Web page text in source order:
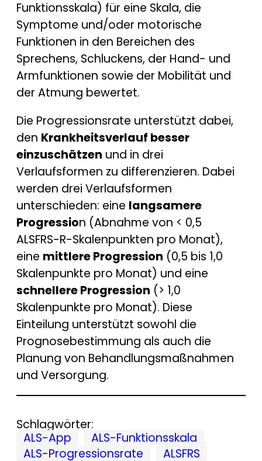
Funktionsskala) für eine Skala, die
Symptome und/oder motorische
Funktionen in den Bereichen des
Sprechens, Schluckens, der Hand- und
Armfunktionen sowie der Mobilität und
der Atmung bewertet.
Die Progressionsrate unterstützt dabei,
den Krankheitsverlauf besser
einzuschätzen und in drei
Verlaufsformen zu differenzieren. Dabei
werden drei Verlaufsformen
unterschieden: eine langsamere
Progression (Abnahme von < 0,5
ALSFRS-R-Skalenpunkten pro Monat),
eine mittlere Progression (0,5 bis 1,0
Skalenpunkte pro Monat) und eine
schnellere Progression (> 1,0
Skalenpunkte pro Monat). Diese
Einteilung unterstützt sowohl die
Prognosebestimmung als auch die
Planung von Behandlungsmaßnahmen
und Versorgung.
Schlagwörter:
ALS-App
ALS-Funktionsskala
ALS-Progressionsrate
ALSFRS